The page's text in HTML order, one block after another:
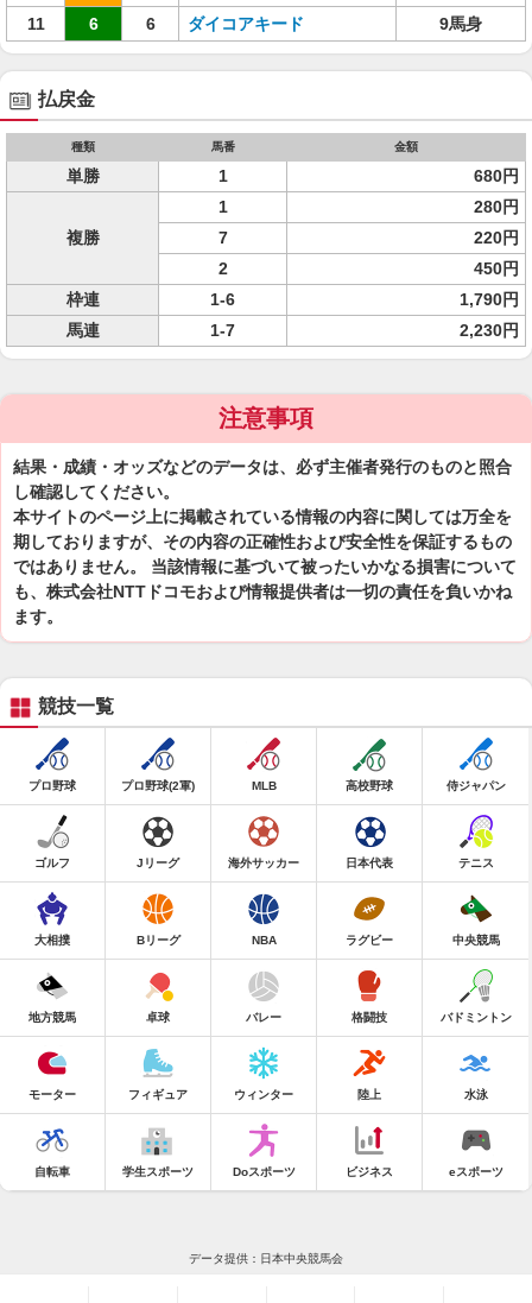
11
6 6 ダイコアキード 9馬身
払戻金
種類 馬番 金額
単勝 1 680円
複勝
1
280円
7
220円
2
450円
枠連
1-6
1,790円
馬連
1-7 2,230円
注意事項
結果・成績・オッズなどのデータは、必ず主催者発行のものと照合
し確認してください。
本サイトのページ上に掲載されている情報の内容に関しては万全を
期しておりますが、その内容の正確性および安全性を保証するもの
ではありません。 当該情報に基づいて被ったいかなる損害について
も、株式会社NTTドコモおよび情報提供者は一切の責任を負いかね
ます。
競技一覧
プロ野球 プロ野球(2軍) MLB 高校野球 侍ジャパン
ゴルフ Jリーグ 海外サッカー 日本代表 テニス
大相撲 Bリーグ NBA ラグビー 中央競馬
地方競馬 卓球 バレー 格闘技 バドミントン
モーター フィギュア ウィンター 陸上 水泳
自転車 学生スポーツ Doスポーツ ビジネス eスポーツ
データ提供：日本中央競馬会